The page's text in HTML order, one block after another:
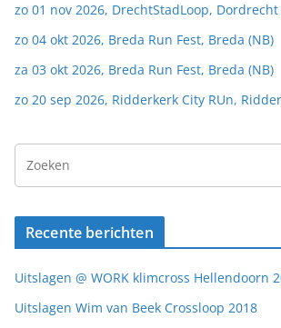
zo 01 nov 2026, DrechtStadLoop, Dordrecht
zo 04 okt 2026, Breda Run Fest, Breda (NB)
za 03 okt 2026, Breda Run Fest, Breda (NB)
zo 20 sep 2026, Ridderkerk City RUn,
Recente berichten
Uitslagen @ WORK klimcross Hellendoorn
Uitslagen Wim van Beek Crossloop 2018